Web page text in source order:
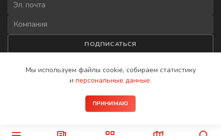
ПОДПИСАТЬСЯ
рассылки
2008−2026 © IP-домофоны BAS-IP
Политика конфиденциальности
Мы используем файлы cookie, собираем статистику
и персональные данные.
ПРИНИМАЮ